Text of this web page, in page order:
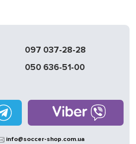
097 037-28-28
050 636-51-00
info@soccer-shop.com.ua